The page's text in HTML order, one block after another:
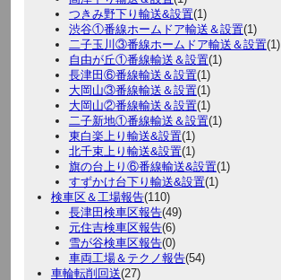
つきみ野下り輸送&設置(1)
渋谷①番線ホームドア輸送＆設置(1)
二子玉川③番線ホームドア輸送＆設置(1)
自由が丘①番線輸送＆設置(1)
長津田⑥番線輸送＆設置(1)
大岡山③番線輸送＆設置(1)
大岡山②番線輸送＆設置(1)
二子新地①番線輸送＆設置(1)
東白楽上り輸送&設置(1)
北千束上り輸送&設置(1)
旗の台上り⑥番線輸送&設置(1)
すずかけ台下り輸送&設置(1)
検車区＆工場報告(110)
長津田検車区報告(49)
元住吉検車区報告(6)
雪が谷検車区報告(0)
車両工場＆テクノ報告(54)
車輪転削回送(27)